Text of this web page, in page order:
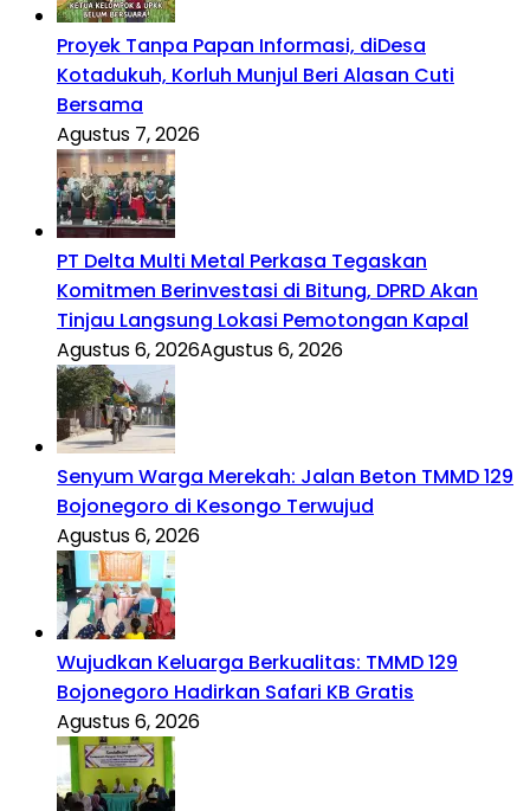
Proyek Tanpa Papan Informasi, diDesa
Kotadukuh, Korluh Munjul Beri Alasan Cuti
Bersama
Agustus 7, 2026
PT Delta Multi Metal Perkasa Tegaskan
Komitmen Berinvestasi di Bitung, DPRD Akan
Tinjau Langsung Lokasi Pemotongan Kapal
Agustus 6, 2026Agustus 6, 2026
Senyum Warga Merekah: Jalan Beton TMMD 129
Bojonegoro di Kesongo Terwujud
Agustus 6, 2026
Wujudkan Keluarga Berkualitas: TMMD 129
Bojonegoro Hadirkan Safari KB Gratis
Agustus 6, 2026